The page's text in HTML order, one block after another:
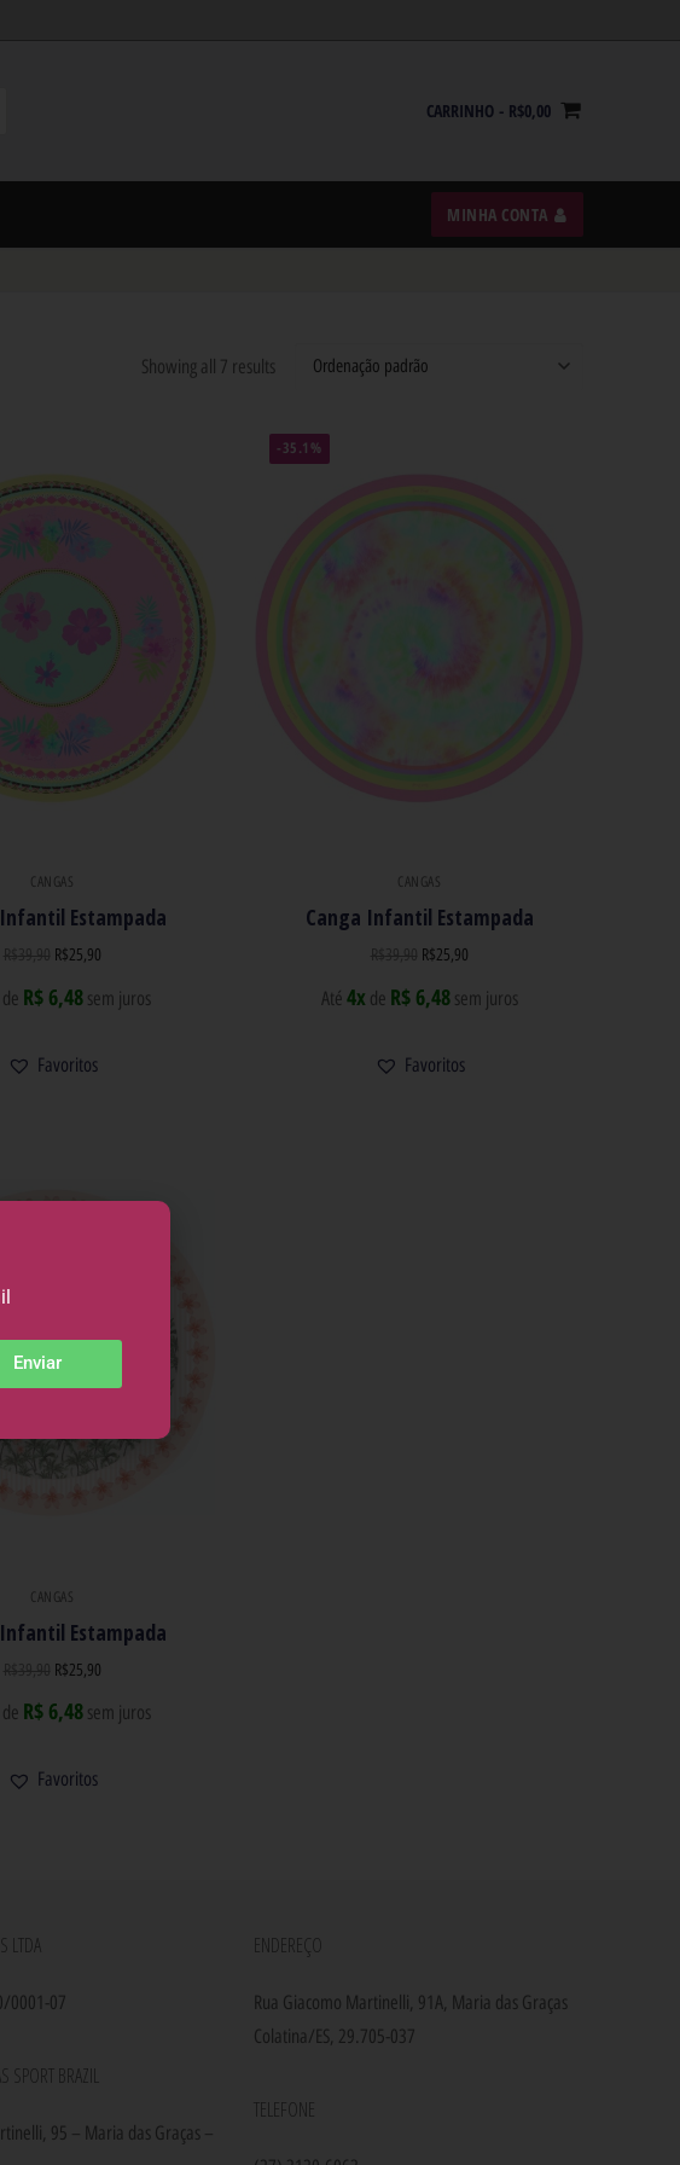
CARRINHO - R$0,00
MINHA CONTA
Showing all 7 results
CANGAS
Estampada
R$25,90
de R$ 6,48sem juros
Favoritos
-35.1%
CANGAS
Canga Infantil Estampada
R$25,90
Até 4x de R$ 6,48sem juros
Favoritos
CANGAS
Estampada
R$25,90
de R$ 6,48sem juros
Favoritos
LTDA
0001-07
SPORT BRAZIL
95 – Maria das Graças –
ENDEREÇO
Rua Giacomo Martinelli, 91A, Maria das Graças
Colatina/ES, 29.705-037
TELEFONE
Enviar